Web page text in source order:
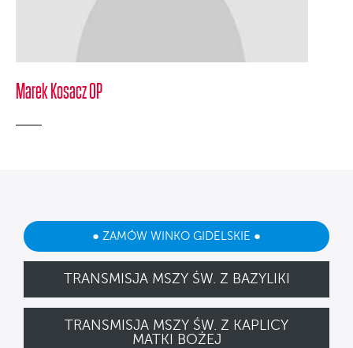
Marek Kosacz OP
● ZAMÓW WINKO GIDELSKIE ●
TRANSMISJA MSZY ŚW. Z BAZYLIKI
TRANSMISJA MSZY ŚW. Z KAPLICY
MATKI BOŻEJ